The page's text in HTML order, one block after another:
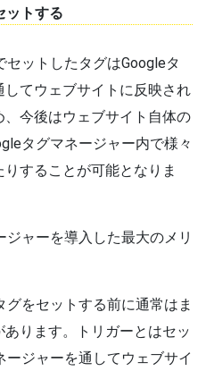
ットする
ットしたタグはGoogleタ
てウェブサイトに反映され
今後はウェブサイト自体の
タグマネージャー内で様々
することが可能となりま
ャーを導入した最大のメリ
をセットする前に通常はま
ります。トリガーとはセッ
ージャーを通してウェブサイ